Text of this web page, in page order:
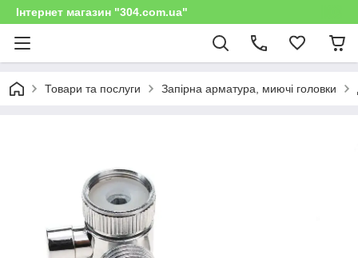
Інтернет магазин "304.com.ua"
Товари та послуги Запірна арматура, миючі головки